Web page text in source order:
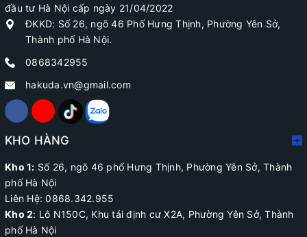
đầu tư Hà Nội cấp ngày 21/04/2022
ĐKKD: Số 26, ngõ 46 Phố Hưng Thịnh, Phường Yên Sở,
Thành phố Hà Nội.
0868342955
hakuda.vn@gmail.com
KHO HÀNG
Kho 1: Số 26, ngõ 46 phố Hưng Thịnh, Phường Yên Sở, Thành
phố Hà Nội
Liên Hệ: 0868.342.955
Kho 2: Lô N150C, Khu tái định cư X2A, Phường Yên Sở, Thành
phố Hà Nội